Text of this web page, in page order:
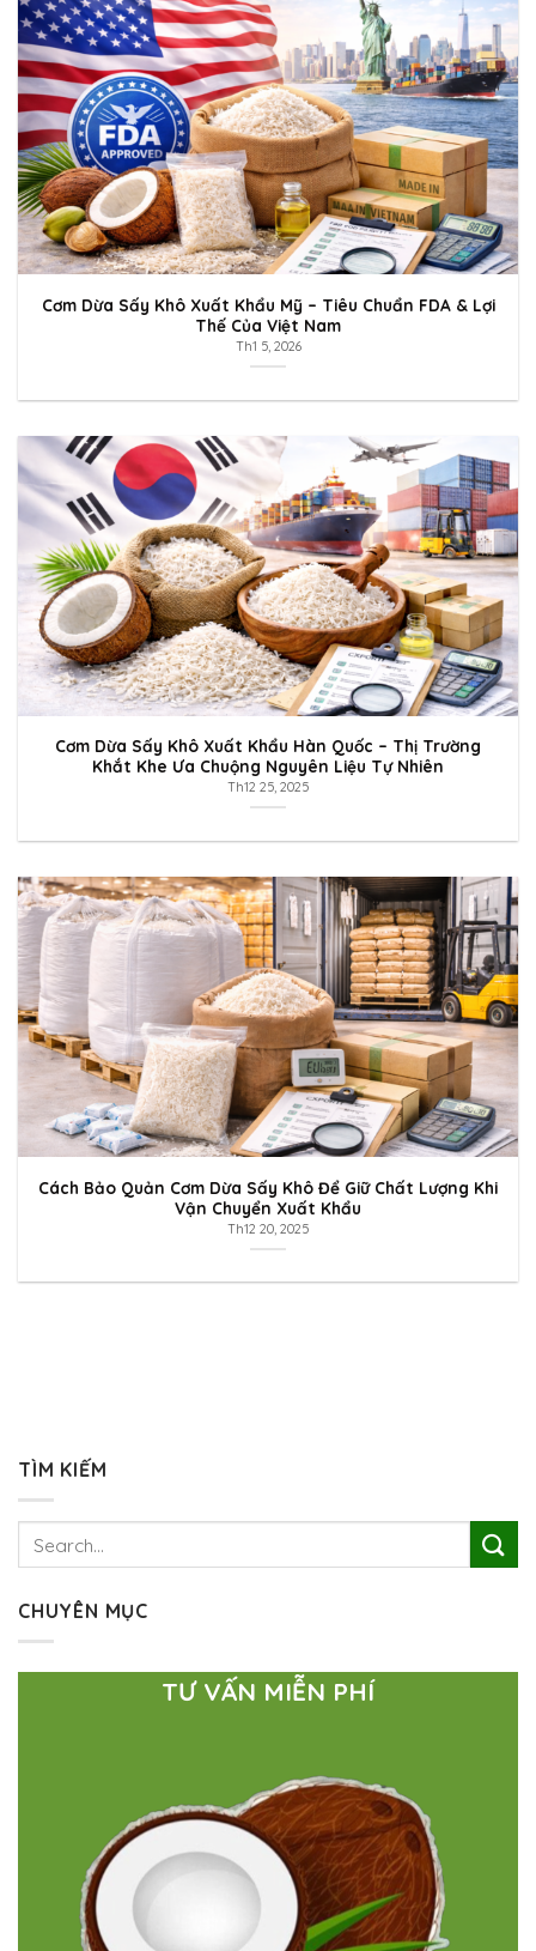
Cơm Dừa Sấy Khô Xuất Khẩu Mỹ – Tiêu Chuẩn FDA & Lợi
Thế Của Việt Nam
Th1 5, 2026
Cơm Dừa Sấy Khô Xuất Khẩu Hàn Quốc – Thị Trường
Khắt Khe Ưa Chuộng Nguyên Liệu Tự Nhiên
Th12 25, 2025
Cách Bảo Quản Cơm Dừa Sấy Khô Để Giữ Chất Lượng Khi
Vận Chuyển Xuất Khẩu
Th12 20, 2025
TÌM KIẾM
CHUYÊN MỤC
TƯ VẤN MIỄN PHÍ